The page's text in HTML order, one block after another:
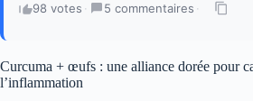
98 votes · 5 commentaires ·
Curcuma + œufs : une alliance dorée pour
l’inflammation